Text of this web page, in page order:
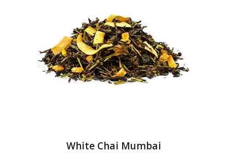
White Chai Mumbai